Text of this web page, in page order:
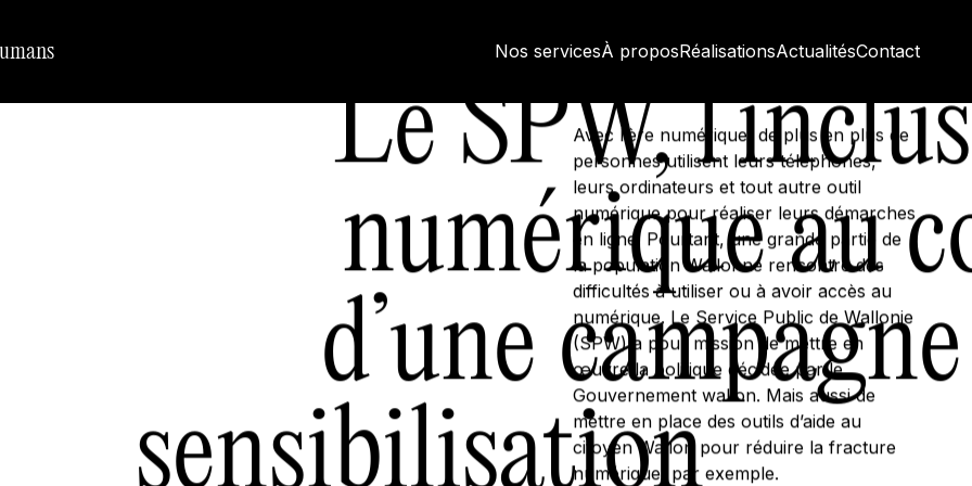
Nos servicesÀ proposRéalisationsActualitésContact
Le SPW,
numérique au
d’une
sensibilisation
Avec l’ère numérique, de plus en plus de
personnes utilisent leurs téléphones,
leurs ordinateurs et tout autre outil
numérique pour réaliser leurs démarches
en ligne. Pourtant, une grande partie de
la population Wallonne rencontre des
difficultés à utiliser ou à avoir accès au
numérique. Le Service Public de Wallonie
(SPW) a pour mission de mettre en
œuvre la politique décidée par le
Gouvernement wallon. Mais aussi de
mettre en place des outils d’aide au
citoyen Wallon pour réduire la fracture
numérique, par exemple.